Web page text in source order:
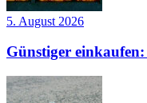
5. August 2026
Günstiger